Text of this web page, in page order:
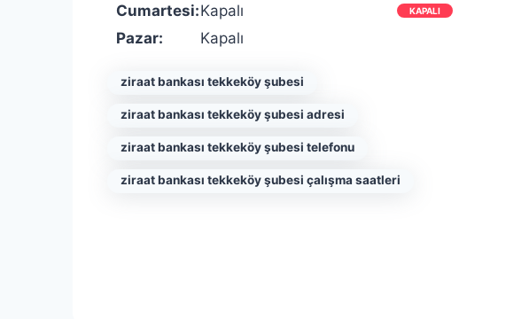
Cumartesi:Kapalı KAPALI
Pazar: Kapalı
ziraat bankası tekkeköy şubesi
ziraat bankası tekkeköy şubesi adresi
ziraat bankası tekkeköy şubesi telefonu
ziraat bankası tekkeköy şubesi çalışma saatleri